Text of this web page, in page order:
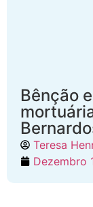
Bênção
Teresa
Dezembro